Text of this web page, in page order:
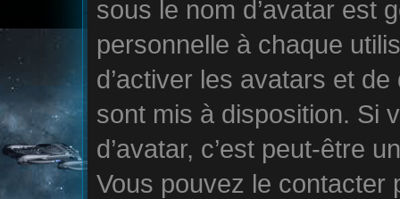
sous le nom d’avatar est
personnelle à chaque
d’activer les avatars et
sont mis à disposition. Si
d’avatar, c’est peut-être
Vous pouvez le contacter